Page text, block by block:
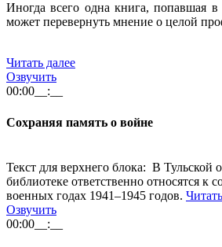
Иногда всего одна книга, попавшая
может перевернуть мнение о целой
Читать далее
Озвучить
00:00 __:__
Сохраняя память о войне
Текст для верхнего блока: В Тульской
библиотеке ответственно относятся к
военных годах 1941–1945 годов.
Озвучить
00:00 __:__